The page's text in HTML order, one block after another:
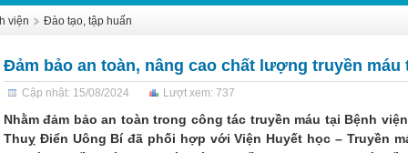
viện Đào tạo, tập huấn
Đảm bảo an toàn, nâng cao chất lượng truyền máu
Cập nhật: 15/08/2024 Lượt xem: 737
Nhằm đảm bảo an toàn trong công tác truyền máu tại Bệnh
Thuỵ Điển Uông Bí đã phối hợp với Viện Huyết học – Truyền